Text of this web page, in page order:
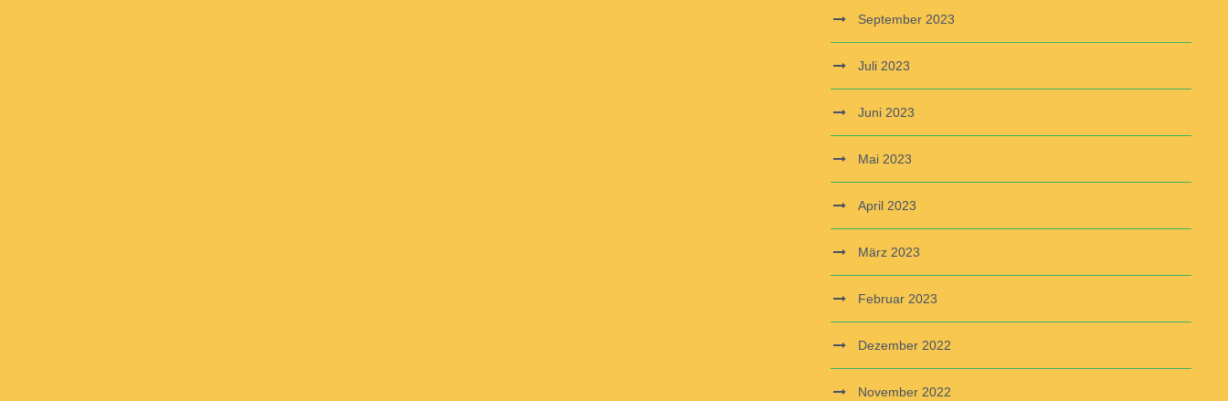
September 2023
Juli 2023
Juni 2023
Mai 2023
April 2023
März 2023
Februar 2023
Dezember 2022
November 2022